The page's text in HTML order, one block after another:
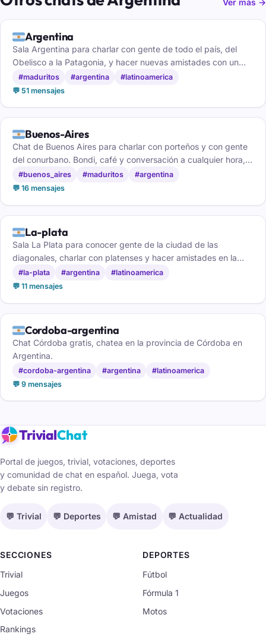
🇦🇷Argentina
Sala Argentina para charlar con gente de todo el país, del
Obelisco a la Patagonia, y hacer nuevas amistades con un
buen mate de por medio.
#maduritos #argentina
#latinoamerica
💬 51 mensajes
🇦🇷Buenos-Aires
Chat de Buenos Aires para charlar con porteños y con gente
del conurbano. Bondi, café y conversación a cualquier hora,
gratis y sin registro.
#buenos_aires #maduritos
#argentina
💬 16 mensajes
🇦🇷La-plata
Sala La Plata para conocer gente de la ciudad de las
diagonales, charlar con platenses y hacer amistades en la
capital bonaerense.
#la-plata #argentina
#latinoamerica
💬 11 mensajes
🇦🇷Cordoba-argentina
Chat Córdoba gratis, chatea en la provincia de Córdoba en
Argentina.
#cordoba-argentina #argentina
#latinoamerica
💬 9 mensajes
TrivialChat
Portal de juegos, trivial, votaciones, deportes
y comunidad de chat en español. Juega, vota
y debate sin registro.
💬 Trivial 💬 Deportes 💬 Amistad 💬 Actualidad
SECCIONES
Trivial
Juegos
Votaciones
Rankings
DEPORTES
Fútbol
Fórmula 1
Motos